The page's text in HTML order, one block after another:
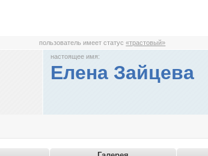
пользователь имеет статус«трастовый»
настоящее имя:
Елена Зайцева